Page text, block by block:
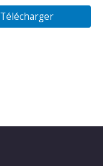
Télécharger